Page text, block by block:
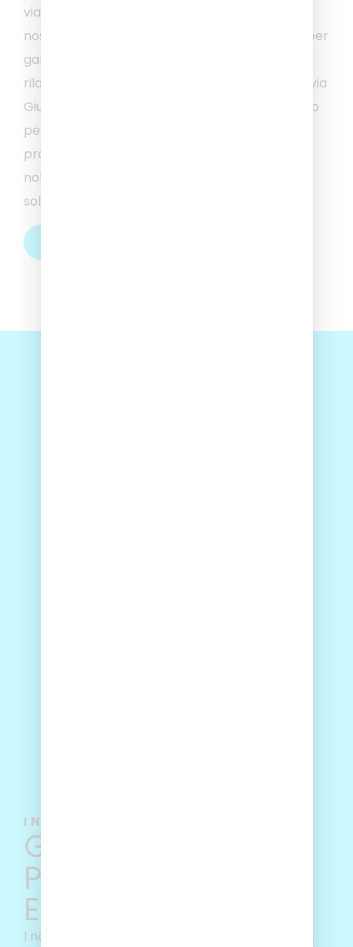
viaggi su tutto il territorio italiano ed europeo. I
nostri bus sono sicuri e dotati di ogni comfort, per
garantirti un’esperienza di viaggio piacevole e
rilassante. Vieni a trovarci nella nostra sede in via
Giuseppe Piermarini, 34 a Perugia, dove il nostro
personale ti accoglierà con cortesia e
professionalità, illustrando tutte le opzioni di
noleggio disponibili e aiutandoti a scegliere la
soluzione perfetta per le tue esigenze.
I NOSTRI PROFESSIONISTI AL TUO SERVIZIO
GARANTIAMO
PROFESSIONALITÀ
E SICUREZZA
I nostri autobus sono guidati da professionisti di